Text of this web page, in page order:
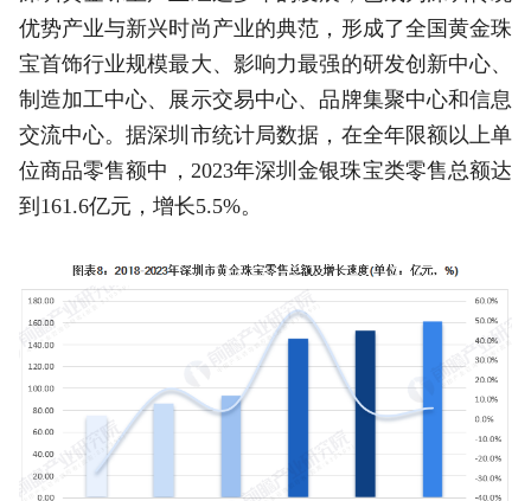
优势产业与新兴时尚产业的典范，形成了全国黄金珠
宝首饰行业规模最大、影响力最强的研发创新中心、
制造加工中心、展示交易中心、品牌集聚中心和信息
交流中心。据深圳市统计局数据，在全年限额以上单
位商品零售额中，2023年深圳金银珠宝类零售总额达
到161.6亿元，增长5.5%。